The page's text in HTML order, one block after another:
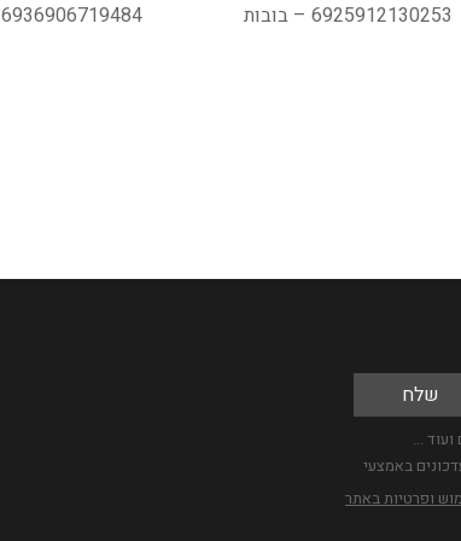
6925912130253 – בובות 6936906719484 – בובות
...
באמצעי
ופרטיות באתר